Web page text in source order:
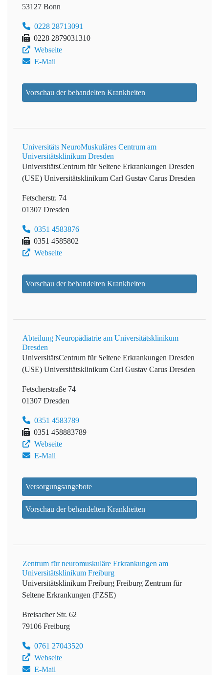
53127 Bonn
0228 28713091
0228 2879031310
Webseite
E-Mail
Vorschau der behandelten Krankheiten
Universitäts NeuroMuskuläres Centrum am
Universitätsklinikum Dresden
UniversitätsCentrum für Seltene Erkrankungen Dresden
(USE) Universitätsklinikum Carl Gustav Carus Dresden
Fetscherstr. 74
01307 Dresden
0351 4583876
0351 4585802
Webseite
Vorschau der behandelten Krankheiten
Abteilung Neuropädiatrie am Universitätsklinikum
Dresden
UniversitätsCentrum für Seltene Erkrankungen Dresden
(USE) Universitätsklinikum Carl Gustav Carus Dresden
Fetscherstraße 74
01307 Dresden
0351 4583789
0351 458883789
Webseite
E-Mail
Versorgungsangebote
Vorschau der behandelten Krankheiten
Zentrum für neuromuskuläre Erkrankungen am
Universitätsklinikum Freiburg
Universitätsklinikum Freiburg Freiburg Zentrum für
Seltene Erkrankungen (FZSE)
Breisacher Str. 62
79106 Freiburg
0761 27043520
Webseite
E-Mail